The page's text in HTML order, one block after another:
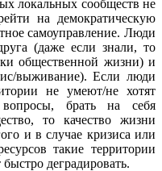
локальных сообществ не
на демократическую
самоуправление. Люди
(даже если знали, то
общественной жизни) и
выживание). Если люди
не умеют/не хотят
вопросы, брать на себя
то качество жизни
и в случае кризиса или
такие территории
деградировать.